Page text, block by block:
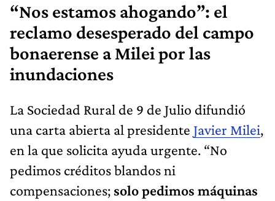
“Nos estamos ahogando”: el
reclamo desesperado del campo
bonaerense a Milei por las
inundaciones
La Sociedad Rural de 9 de Julio difundió
una carta abierta al presidente Javier Milei,
en la que solicita ayuda urgente. “No
pedimos créditos blandos ni
compensaciones; solo pedimos máquinas